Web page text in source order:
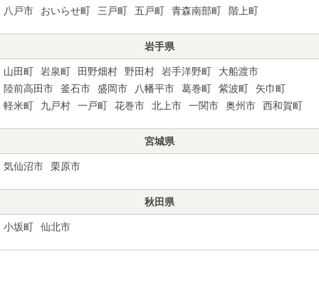
八戸市 おいらせ町 三戸町 五戸町 青森南部町 階上町
岩手県
山田町 岩泉町 田野畑村 野田村 岩手洋野町
大船渡市
陸前高田市
釜石市 盛岡市 八幡平市 葛巻町 紫波町
矢巾町
軽米町
九戸村 一戸町 花巻市 北上市 一関市 奥州市 西和賀町
宮城県
気仙沼市 栗原市
秋田県
小坂町 仙北市